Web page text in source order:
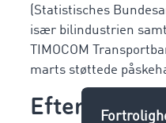
(Statistisches
især bilindustrien
TIMOCOM
marts støttede